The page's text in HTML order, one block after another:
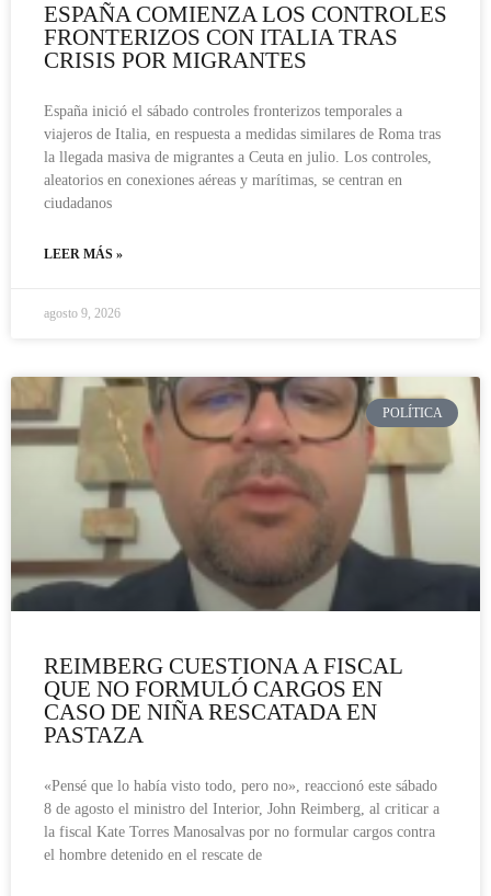
ESPAÑA COMIENZA LOS CONTROLES
FRONTERIZOS CON ITALIA TRAS
CRISIS POR MIGRANTES
España inició el sábado controles fronterizos temporales a
viajeros de Italia, en respuesta a medidas similares de Roma tras
la llegada masiva de migrantes a Ceuta en julio. Los controles,
aleatorios en conexiones aéreas y marítimas, se centran en
ciudadanos
LEER MÁS »
agosto 9, 2026
POLÍTICA
REIMBERG CUESTIONA A FISCAL
QUE NO FORMULÓ CARGOS EN
CASO DE NIÑA RESCATADA EN
PASTAZA
«Pensé que lo había visto todo, pero no», reaccionó este sábado
8 de agosto el ministro del Interior, John Reimberg, al criticar a
la fiscal Kate Torres Manosalvas por no formular cargos contra
el hombre detenido en el rescate de